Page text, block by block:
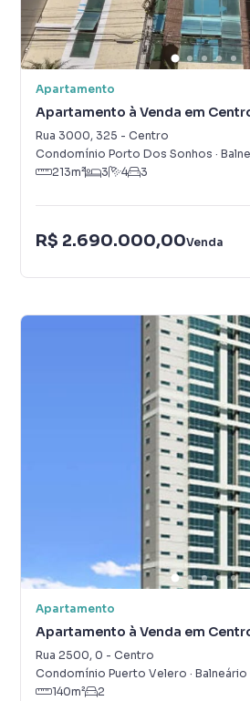
Apartamento
Apartamento à Venda em
Rua 3000, 325 - Centro
Condomínio Porto Dos Sonhos ·
213m² 3 4 3
R$ 2.690.000,00Venda
Apartamento
Apartamento à Venda em
Rua 2500, 0 - Centro
Condomínio Puerto Velero ·
140m² 2